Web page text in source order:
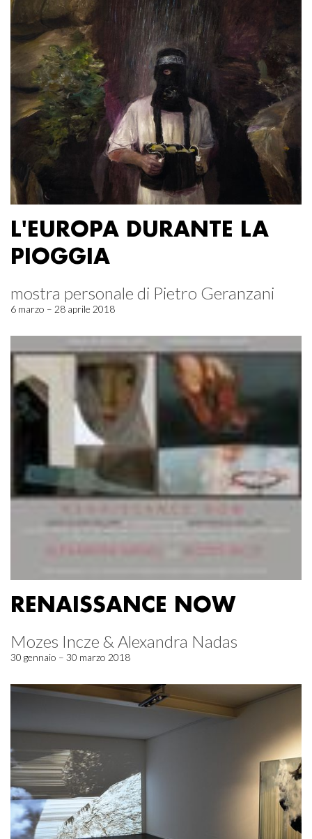
L'EUROPA DURANTE LA
PIOGGIA
mostra personale di Pietro Geranzani
6 marzo – 28 aprile 2018
RENAISSANCE NOW
Mozes Incze & Alexandra Nadas
30 gennaio – 30 marzo 2018